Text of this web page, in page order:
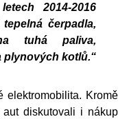
2014-2016
čerpadla,
tuhá paliva,
plynových kotlů.“
elektromobilita. Kromě
diskutovali i nákup